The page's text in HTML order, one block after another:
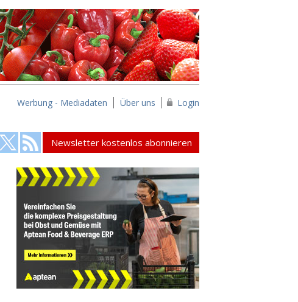
Werbung - Mediadaten Über uns Login
Newsletter kostenlos abonnieren